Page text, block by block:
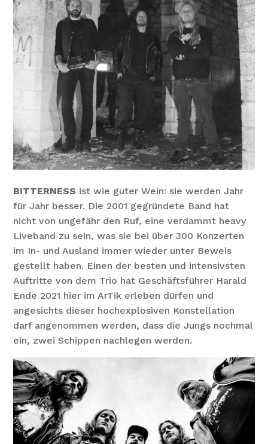
BITTERNESS ist wie guter Wein: sie werden Jahr
für Jahr besser. Die 2001 gegründete Band hat
nicht von ungefähr den Ruf, eine verdammt heavy
Liveband zu sein, was sie bei über 300 Konzerten
im In- und Ausland immer wieder unter Beweis
gestellt haben. Einen der besten und intensivsten
Auftritte von dem Trio hat Geschäftsführer Harald
Ende 2021 hier im ArTik erleben dürfen und
angesichts dieser hochexplosiven Konstellation
darf angenommen werden, dass die Jungs nochmal
ein, zwei Schippen nachlegen werden.